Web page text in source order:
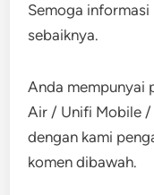
Semoga
sebaiknya.
Anda mempunyai
Air / Unifi Mobile /
dengan kami
komen dibawah.